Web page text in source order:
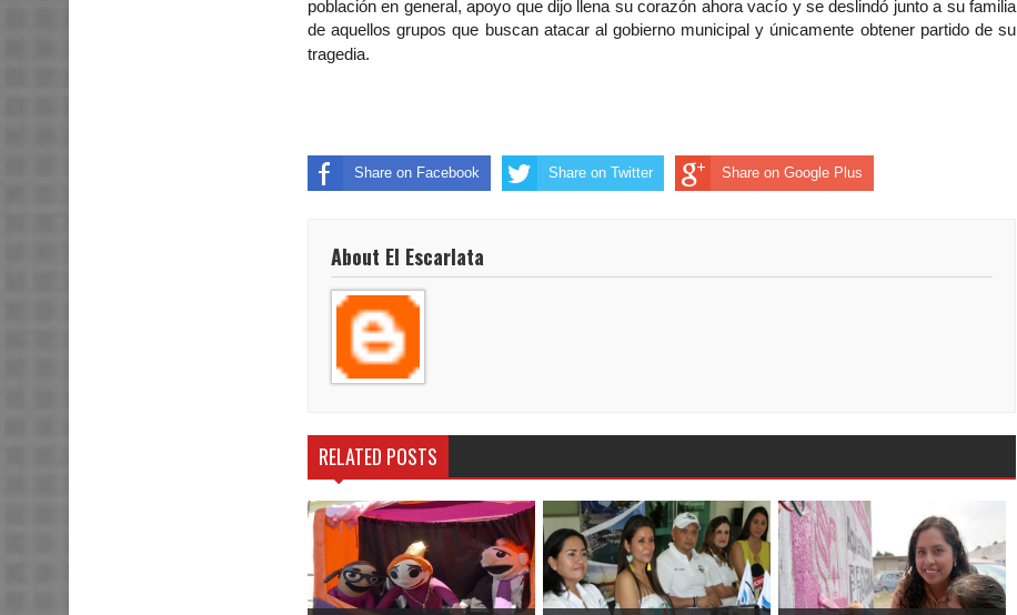
población en general, apoyo que dijo llena su corazón ahora vacío y se deslindó junto a su familia
de aquellos grupos que buscan atacar al gobierno municipal y únicamente obtener partido de su
tragedia.
Share on Facebook Share on Twitter Share on Google Plus
About El Escarlata
RELATED POSTS